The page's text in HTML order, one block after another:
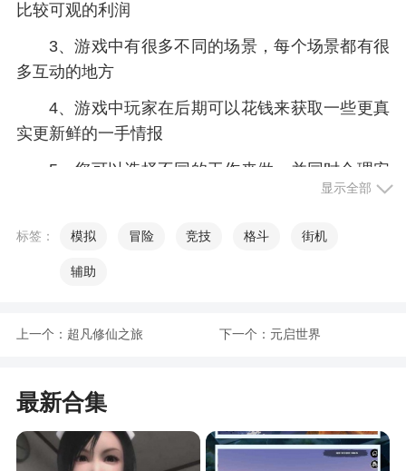
比较可观的利润
3、游戏中有很多不同的场景，每个场景都有很
多互动的地方
4、游戏中玩家在后期可以花钱来获取一些更真
实更新鲜的一手情报
5、您可以选择不同的工作来做，并同时合理安
6、这里每个玩家都可以不断的获得适合自己的
2、这款游戏的玩法还是很容易的，在游戏中，
你将化身公司的老板，你需要根据游戏的设置来经
显示全部
标签： 模拟 冒险 竞技 格斗 街机
辅助
上一个： 超凡修仙之旅 下一个： 元启世界
最新合集